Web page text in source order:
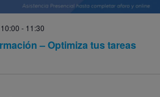
- 11:30
– Optimiza tus tareas